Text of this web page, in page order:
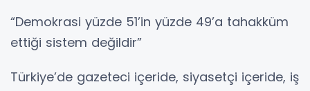
“Demokrasi yüzde 51’in yüzde 49’a tahakküm
ettiği sistem değildir”
Türkiye’de gazeteci içeride, siyasetçi içeride, iş